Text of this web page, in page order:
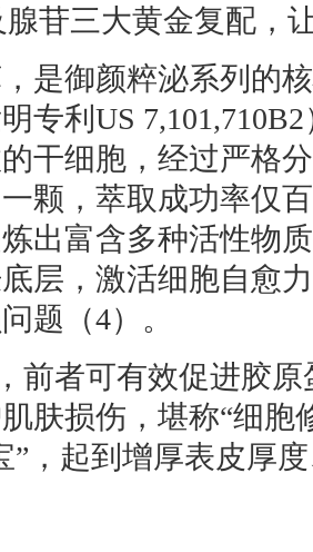
腺苷三大黄金复配，
是御颜粹泌系列的
专利US
干细胞，经过严格
颗，萃取成功率仅
出富含多种活性物
层，激活细胞自愈
题（4）。
前者可有效促进胶
肤损伤，堪称“细胞
”，起到增厚表皮厚